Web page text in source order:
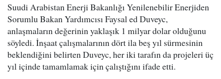
Suudi Arabistan Enerji Bakanlığı Yenilenebilir Enerjiden
Sorumlu Bakan Yardımcısı Faysal ed Duveyc,
anlaşmaların değerinin yaklaşık 1 milyar dolar olduğunu
söyledi. İnşaat çalışmalarının dört ila beş yıl sürmesinin
beklendiğini belirten Duveyc, her iki tarafın da projeleri üç
yıl içinde tamamlamak için çalıştığını ifade etti.